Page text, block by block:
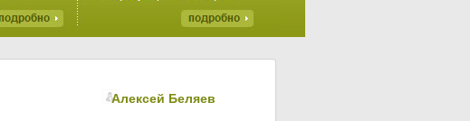
Алексей Беляев